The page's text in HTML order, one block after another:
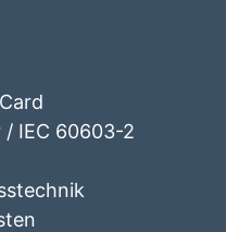
/ IEC 60603-2